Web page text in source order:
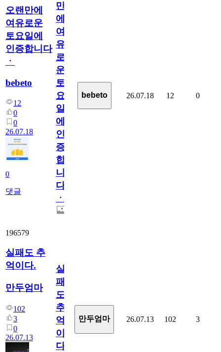
오랜만에
여유로운
토요일에
인증합니다
ㆍ
bebeto
12
0
0
26.07.18
0
댓글
만
에
여
유
로
운
토
요
일
에
인
증
합
니
다
ㆍ
bebeto 26.07.18 12 0
196579
실패도 추
억이다.
만두엄마
102
3
0
26.07.13
실
패
도
추
억
이
다.
만두엄마 26.07.13 102 3